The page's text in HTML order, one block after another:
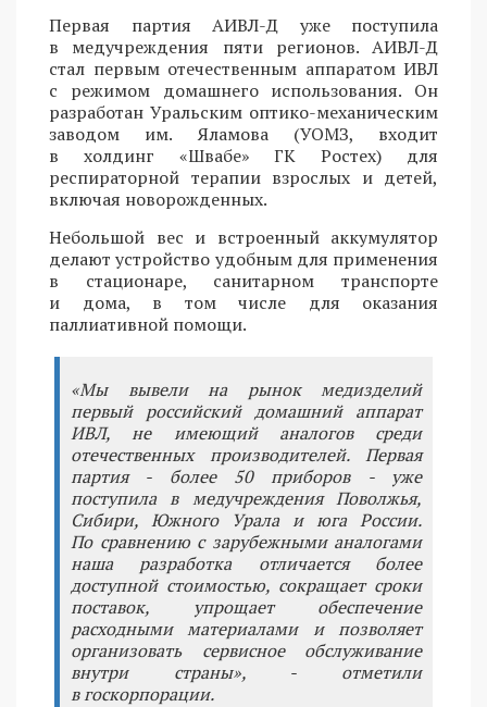
Первая партия АИВЛ-Д уже поступила
в медучреждения пяти регионов. АИВЛ-Д
стал первым отечественным аппаратом ИВЛ
с режимом домашнего использования. Он
разработан Уральским оптико-механическим
заводом им. Яламова (УОМЗ, входит
в холдинг «Швабе» ГК Ростех) для
респираторной терапии взрослых и детей,
включая новорожденных.
Небольшой вес и встроенный аккумулятор
делают устройство удобным для применения
в стационаре, санитарном транспорте
и дома, в том числе для оказания
паллиативной помощи.
«Мы вывели на рынок медизделий
первый российский домашний аппарат
ИВЛ, не имеющий аналогов среди
отечественных производителей. Первая
партия - более 50 приборов - уже
поступила в медучреждения Поволжья,
Сибири, Южного Урала и юга России.
По сравнению с зарубежными аналогами
наша разработка отличается более
доступной стоимостью, сокращает сроки
поставок, упрощает обеспечение
расходными материалами и позволяет
организовать сервисное обслуживание
внутри страны», - отметили
в госкорпорации.